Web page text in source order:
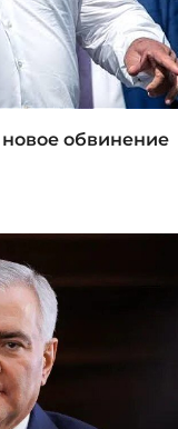
обвинение